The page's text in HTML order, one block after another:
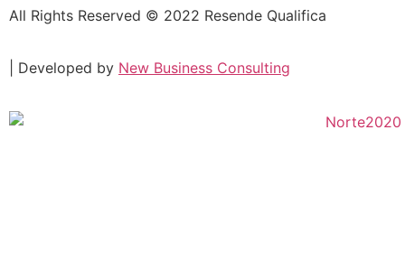
All Rights Reserved © 2022 Resende Qualifica
| Developed by New Business Consulting